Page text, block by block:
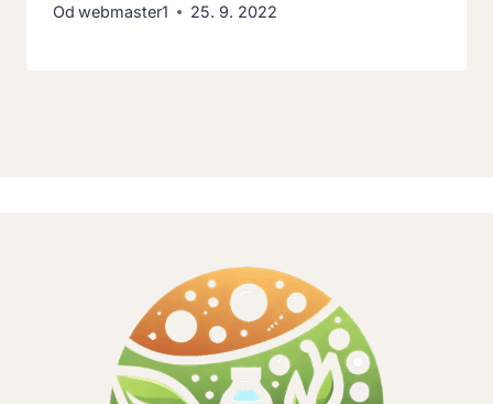
Od webmaster1 25. 9. 2022